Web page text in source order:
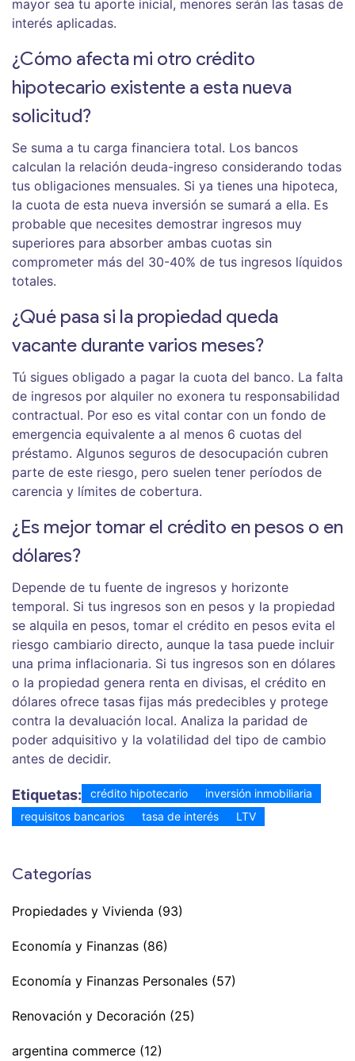
mayor sea tu aporte inicial, menores serán las tasas de
interés aplicadas.
¿Cómo afecta mi otro crédito
hipotecario existente a esta nueva
solicitud?
Se suma a tu carga financiera total. Los bancos
calculan la relación deuda-ingreso considerando todas
tus obligaciones mensuales. Si ya tienes una hipoteca,
la cuota de esta nueva inversión se sumará a ella. Es
probable que necesites demostrar ingresos muy
superiores para absorber ambas cuotas sin
comprometer más del 30-40% de tus ingresos líquidos
totales.
¿Qué pasa si la propiedad queda
vacante durante varios meses?
Tú sigues obligado a pagar la cuota del banco. La falta
de ingresos por alquiler no exonera tu responsabilidad
contractual. Por eso es vital contar con un fondo de
emergencia equivalente a al menos 6 cuotas del
préstamo. Algunos seguros de desocupación cubren
parte de este riesgo, pero suelen tener períodos de
carencia y límites de cobertura.
¿Es mejor tomar el crédito en pesos o en
dólares?
Depende de tu fuente de ingresos y horizonte
temporal. Si tus ingresos son en pesos y la propiedad
se alquila en pesos, tomar el crédito en pesos evita el
riesgo cambiario directo, aunque la tasa puede incluir
una prima inflacionaria. Si tus ingresos son en dólares
o la propiedad genera renta en divisas, el crédito en
dólares ofrece tasas fijas más predecibles y protege
contra la devaluación local. Analiza la paridad de
poder adquisitivo y la volatilidad del tipo de cambio
antes de decidir.
Etiquetas: crédito hipotecario
inversión inmobiliaria
requisitos bancarios
tasa de interés LTV
Categorías
Propiedades y Vivienda (93)
Economía y Finanzas (86)
Economía y Finanzas Personales (57)
Renovación y Decoración (25)
argentina commerce (12)